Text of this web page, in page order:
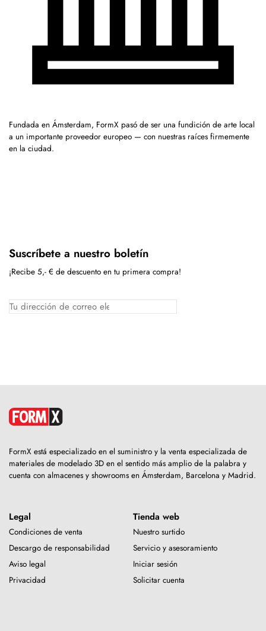
Fundada en Ámsterdam, FormX pasó de ser una fundición de arte local
a un importante proveedor europeo — con nuestras raíces firmemente
en la ciudad.
Suscríbete a nuestro boletín
¡Recibe 5,- € de descuento en tu primera compra!
FormX está especializado en el suministro y la venta especializada de
materiales de modelado 3D en el sentido más amplio de la palabra y
cuenta con almacenes y showrooms en Ámsterdam, Barcelona y Madrid.
Legal
Condiciones de venta
Descargo de responsabilidad
Aviso legal
Privacidad
Tienda web
Nuestro surtido
Servicio y asesoramiento
Iniciar sesión
Solicitar cuenta